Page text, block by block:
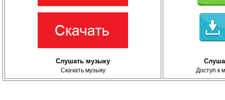
Слушать музыку
Скачать музыку Доступ к